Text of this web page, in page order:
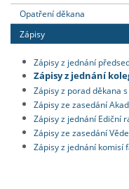
Opatření děkana
Zápisy
Zápisy z jednání
Zápisy z jednání
Zápisy z porad děkana
Zápisy ze zasedání
Zápisy z jednání Ediční
Zápisy ze zasedání
Zápisy z jednání komisí